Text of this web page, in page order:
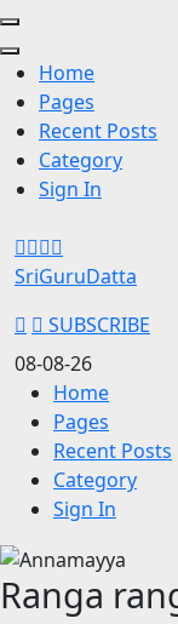
Home
Pages
Recent Posts
Category
Sign In
Skip
to
content
(Press
Enter)
SriGuruDatta
SUBSCRIBE
08-08-26
Home
Pages
Recent Posts
Category
Sign In
Ranga